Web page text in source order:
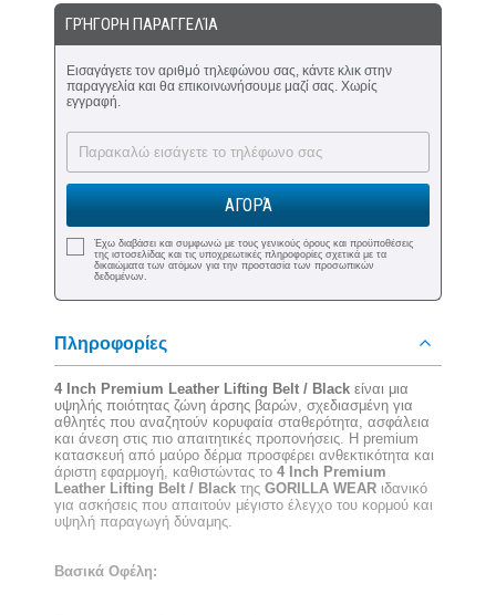
ΓΡΉΓΟΡΗ ΠΑΡΑΓΓΕΛΊΑ
Εισαγάγετε τον αριθμό τηλεφώνου σας, κάντε κλικ στην
παραγγελία και θα επικοινωνήσουμε μαζί σας. Χωρίς
εγγραφή.
ΑΓΟΡΆ
Έχω διαβάσει και συμφωνώ με τους γενικούς όρους και προϋποθέσεις
της ιστοσελίδας και τις υποχρεωτικές πληροφορίες σχετικά με τα
δικαιώματα των ατόμων για την προστασία των προσωπικών
δεδομένων.
Πληροφορίες
4 Inch Premium Leather Lifting Belt / Black είναι μια
υψηλής ποιότητας ζώνη άρσης βαρών, σχεδιασμένη για
αθλητές που αναζητούν κορυφαία σταθερότητα, ασφάλεια
και άνεση στις πιο απαιτητικές προπονήσεις. Η premium
κατασκευή από μαύρο δέρμα προσφέρει ανθεκτικότητα και
άριστη εφαρμογή, καθιστώντας το4 Inch Premium
Leather Lifting Belt / Black τηςGORILLA WEAR ιδανικό
για ασκήσεις που απαιτούν μέγιστο έλεγχο του κορμού και
υψηλή παραγωγή δύναμης.
Βασικά Οφέλη: